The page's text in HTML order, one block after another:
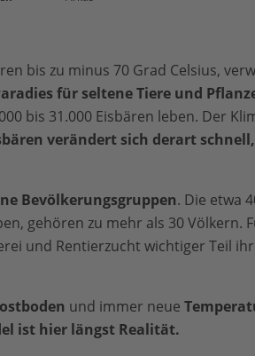
bis zu minus 70 Grad Celsius,
für seltene Tiere und
bis 31.000 Eisbären leben. Der
verändert sich derart
Bevölkerungsgruppen. Die etwa
gehören zu mehr als 30 Völkern.
und Rentierzucht wichtiger Teil
und immer neue
ist hier längst Realität.